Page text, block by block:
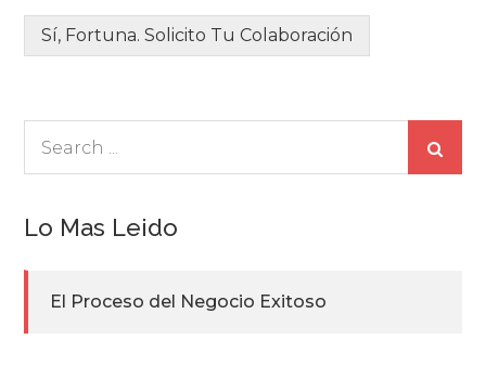
Sí, Fortuna. Solicito Tu Colaboración
Lo Mas Leido
El Proceso del Negocio Exitoso